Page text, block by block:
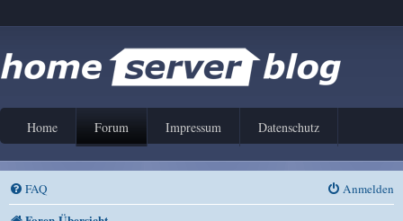
Home Forum Impressum Datenschutz
FAQ Anmelden